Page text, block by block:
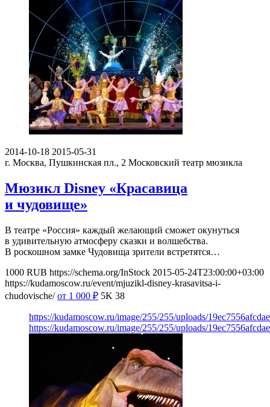
2014-10-18 2015-05-31
г. Москва, Пушкинская пл., 2 Московский театр мюзикла
Мюзикл Disney «Красавица
и чудовище»
В театре «Россия» каждый желающий сможет окунуться
в удивительную атмосферу сказки и волшебства.
В роскошном замке Чудовища зрители встретятся…
1000 RUB https://schema.org/InStock 2015-05-24T23:00:00+03:00
https://kudamoscow.ru/event/mjuzikl-disney-krasavitsa-i-
chudovische/ от 1 000 ₽ 5K 38
https://kudamoscow.ru/image/255/255/uploads/
https://kudamoscow.ru/image/255/255/uploads/